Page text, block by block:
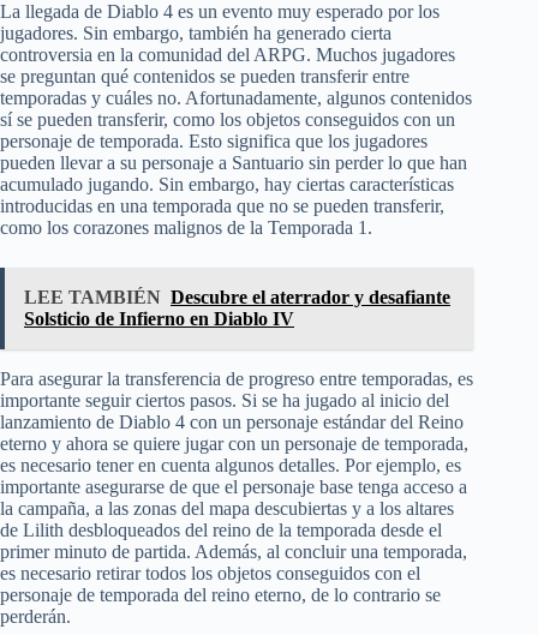
La llegada de Diablo 4 es un evento muy esperado por los
jugadores. Sin embargo, también ha generado cierta
controversia en la comunidad del ARPG. Muchos jugadores
se preguntan qué contenidos se pueden transferir entre
temporadas y cuáles no. Afortunadamente, algunos contenidos
sí se pueden transferir, como los objetos conseguidos con un
personaje de temporada. Esto significa que los jugadores
pueden llevar a su personaje a Santuario sin perder lo que han
acumulado jugando. Sin embargo, hay ciertas características
introducidas en una temporada que no se pueden transferir,
como los corazones malignos de la Temporada 1.
LEE TAMBIÉN Descubre el aterrador y desafiante
Solsticio de Infierno en Diablo IV
Para asegurar la transferencia de progreso entre temporadas, es
importante seguir ciertos pasos. Si se ha jugado al inicio del
lanzamiento de Diablo 4 con un personaje estándar del Reino
eterno y ahora se quiere jugar con un personaje de temporada,
es necesario tener en cuenta algunos detalles. Por ejemplo, es
importante asegurarse de que el personaje base tenga acceso a
la campaña, a las zonas del mapa descubiertas y a los altares
de Lilith desbloqueados del reino de la temporada desde el
primer minuto de partida. Además, al concluir una temporada,
es necesario retirar todos los objetos conseguidos con el
personaje de temporada del reino eterno, de lo contrario se
perderán.